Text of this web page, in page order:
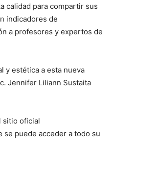
calidad para compartir sus
indicadores de
a profesores y expertos de
y estética a esta nueva
Jennifer Liliann Sustaita
sitio oficial
puede acceder a todo su